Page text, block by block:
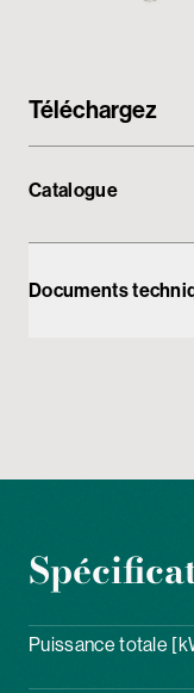
Téléchargez
Catalogue
Documents
Puissance totale